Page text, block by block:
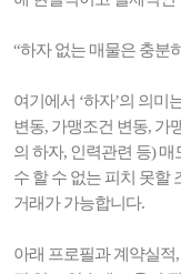
“하자 없는 매물은 충분
여기에서 ‘하자’의 의미
변동, 가맹조건 변동, 가
의 하자, 인력관련 등) 매
수 할 수 없는 피치 못할
거래가 가능합니다.
아래 프로필과 계약실